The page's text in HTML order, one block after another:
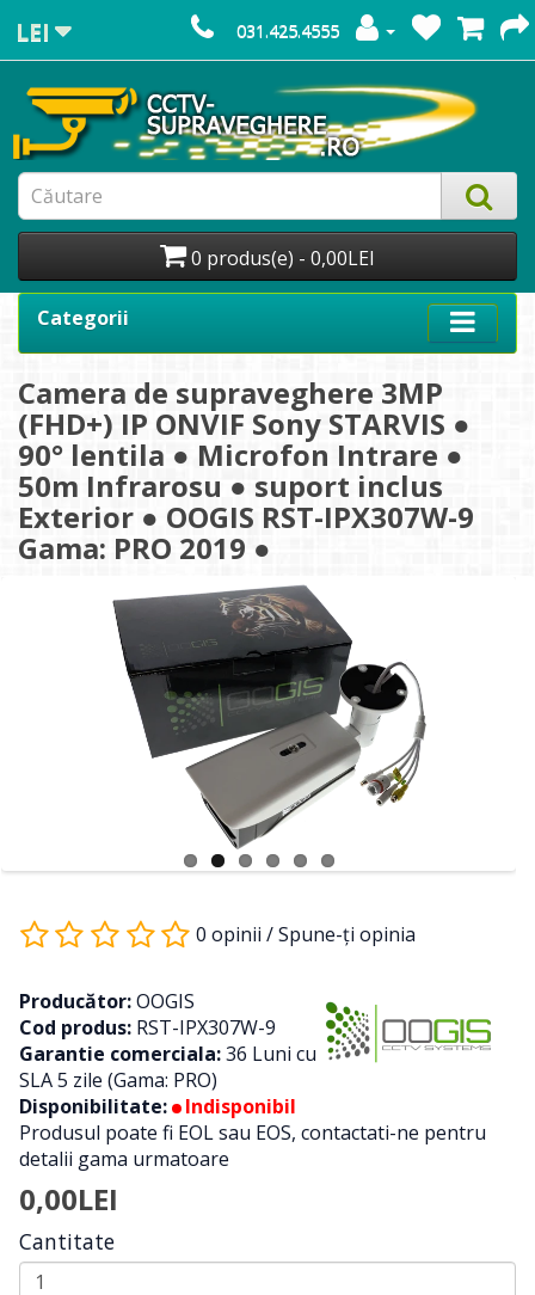
LEI 031.425.4555
0 produs(e) - 0,00LEI
Categorii
Camera de supraveghere 3MP
(FHD+) IP ONVIF Sony STARVIS ●
90° lentila ● Microfon Intrare ●
50m Infrarosu ● suport inclus
Exterior ● OOGIS RST-IPX307W-9
Gama: PRO 2019 ●
0 opinii /Spune-ţi opinia
Producător:OOGIS
Cod produs: RST-IPX307W-9
Garantie comerciala:36 Luni cu
SLA 5 zile (Gama: PRO)
Disponibilitate:
Indisponibil
Produsul poate fi EOL sau EOS, contactati-ne pentru
detalii gama urmatoare
0,00LEI
Cantitate